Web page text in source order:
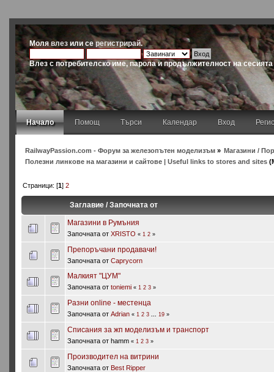
Молявлез или серегистрирай.
Влез с потребителско име, парола и продължителност на сесията
Начало Помощ Търси Календар Вход
RailwayPassion.com - Форум за железопътен моделизъм» Магазини /
Полезни линкове на магазини и сайтове | Useful links to stores and sites
Страници: [1] 2
Заглавие/Започната от
Магазини в Румъния
Започната от XRISTO « 1 2»
Препоръчани продавачи!
Започната от Сaprycorn
Малкият "ЦУМ"
Започната от toniemi « 1 2 3»
Разни online - местенца
Започната от Adrian « 1 2 3 19»
Списания за жп моделизъм и транспорт
Започната от hamm « 1 2 3»
Производител на витрини
Започната от Best Ripper